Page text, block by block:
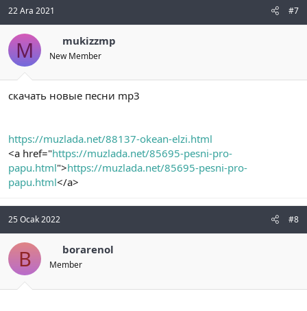
22 Ara 2021 #7
M mukizzmp
New Member
скачать новые песни mp3
https://muzlada.net/88137-okean-elzi.html
<a href="https://muzlada.net/85695-pesni-pro-
papu.html">https://muzlada.net/85695-pesni-pro-
papu.html</a>
25 Ocak 2022 #8
B borarenol
Member